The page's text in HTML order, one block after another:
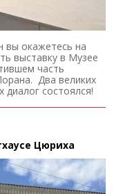
вы окажетесь на
выставку в Музее
часть
Два великих
диалог состоялся!
Цюриха